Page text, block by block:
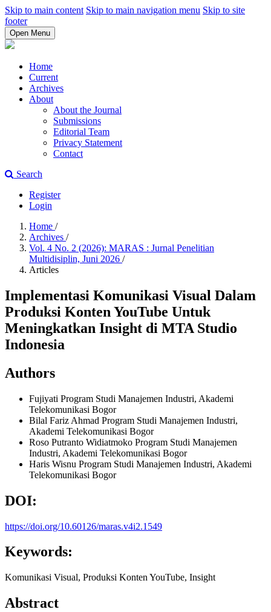
Skip to main content Skip to main navigation menu Skip to site
footer
Open Menu
Home
Current
Archives
About
About the Journal
Submissions
Editorial Team
Privacy Statement
Contact
Search
Register
Login
Home /
Archives /
Vol. 4 No. 2 (2026): MARAS : Jurnal Penelitian
Multidisiplin, Juni 2026 /
Articles
Implementasi Komunikasi Visual Dalam
Produksi Konten YouTube Untuk
Meningkatkan Insight di MTA Studio
Indonesia
Authors
Fujiyati Program Studi Manajemen Industri, Akademi
Telekomunikasi Bogor
Bilal Fariz Ahmad Program Studi Manajemen Industri,
Akademi Telekomunikasi Bogor
Roso Putranto Widiatmoko Program Studi Manajemen
Industri, Akademi Telekomunikasi Bogor
Haris Wisnu Program Studi Manajemen Industri, Akademi
Telekomunikasi Bogor
DOI:
https://doi.org/10.60126/maras.v4i2.1549
Keywords:
Komunikasi Visual, Produksi Konten YouTube, Insight
Abstract